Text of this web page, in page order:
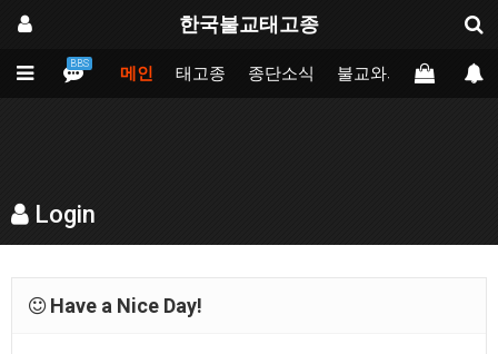
한국불교태고종
BBS
메인 태고종 종단소식 불교와의만남 업
Login
Have a Nice Day!